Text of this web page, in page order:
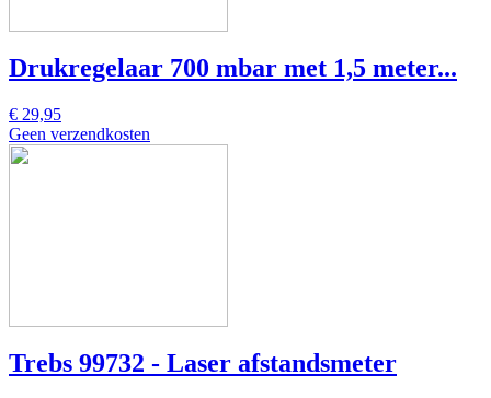
Drukregelaar 700 mbar met 1,5 meter...
€ 29,95
Geen verzendkosten
Trebs 99732 - Laser afstandsmeter